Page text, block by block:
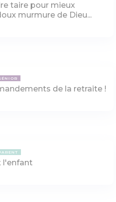
taire pour mieux
murmure de Dieu...
de la retraite !
l'enfant